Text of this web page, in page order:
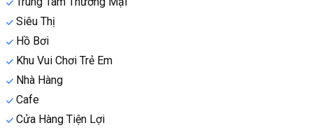
Siêu Thị
Hồ Bơi
Khu Vui Chơi Trẻ Em
Nhà Hàng
Cafe
Cửa Hàng Tiện Lợi